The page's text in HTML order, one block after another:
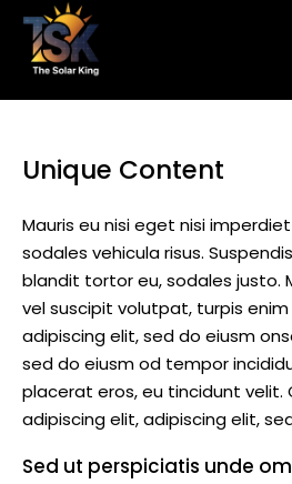
Unique Content
Mauris eu nisi eget nisi
sodales vehicula risus.
blandit tortor eu, sodales justo.
vel suscipit volutpat, turpis
adipiscing elit, sed do eiusm
sed do eiusm od tempor
placerat eros, eu tincidunt
adipiscing elit, adipiscing elit,
Sed ut perspiciatis unde